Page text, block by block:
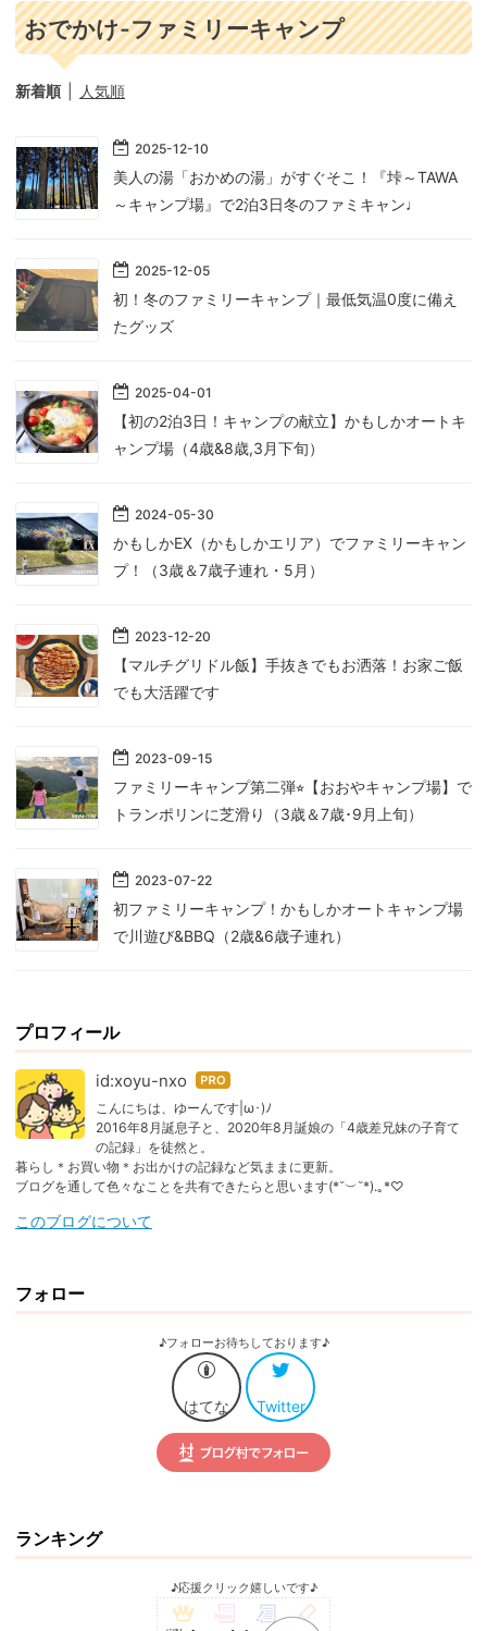
おでかけ-ファミリーキャンプ
新着順 人気順
2025-12-10
美人の湯「おかめの湯」がすぐそこ！『垰～TAWA
～キャンプ場』で2泊3日冬のファミキャン♩
2025-12-05
初！冬のファミリーキャンプ｜最低気温0度に備え
たグッズ
2025-04-01
【初の2泊3日！キャンプの献立】かもしかオートキ
ャンプ場（4歳&8歳,3月下旬）
2024-05-30
かもしかEX（かもしかエリア）でファミリーキャン
プ！（3歳＆7歳子連れ・5月）
2023-12-20
【マルチグリドル飯】手抜きでもお洒落！お家ご飯
でも大活躍です
2023-09-15
ファミリーキャンプ第二弾⭐︎【おおやキャンプ場】で
トランポリンに芝滑り（3歳＆7歳･9月上旬）
2023-07-22
初ファミリーキャンプ！かもしかオートキャンプ場
で川遊び&BBQ（2歳&6歳子連れ）
プロフィール
id:xoyu-nxo はて
なブ
ログ
Pro
こんにちは、ゆーんです|ω･)ﾉ
2016年8月誕息子と、2020年8月誕娘の「4歳差兄妹の子育て
の記録」を徒然と。
暮らし＊お買い物＊お出かけの記録など気ままに更新。
ブログを通して色々なことを共有できたらと思います(⁠⁠*⁠˘⁠︶⁠˘⁠*⁠)⁠.⁠｡⁠*⁠♡
このブログについて
フォロー
♪フォローお待ちしております♪
はてな Twitter
ランキング
♪応援クリック嬉しいです♪